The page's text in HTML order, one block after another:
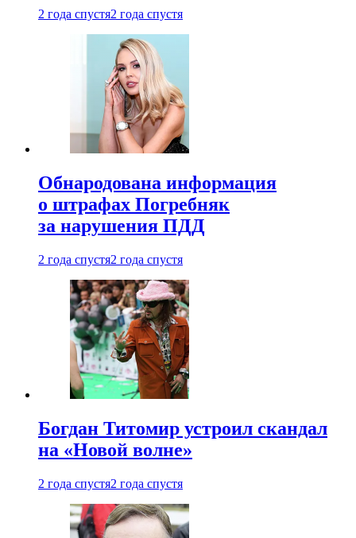
2 года спустя2 года спустя
Обнародована информация
о штрафах Погребняк
за нарушения ПДД
2 года спустя2 года спустя
Богдан Титомир устроил скандал
на «Новой волне»
2 года спустя2 года спустя